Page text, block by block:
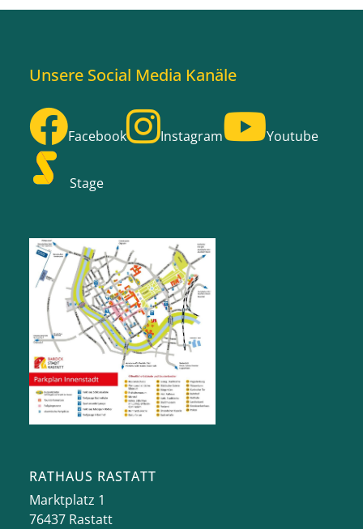
Unsere Social Media Kanäle
Facebook Instagram Youtube
Stage
RATHAUS RASTATT
Marktplatz 1
76437 Rastatt